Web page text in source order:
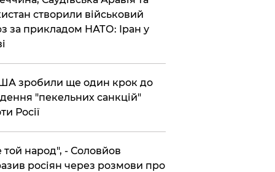
створили військовий
за прикладом НАТО: Іран у
зробили ще один крок до
"пекельних санкцій"
Росії
той народ", - Соловйов
росіян через розмови про